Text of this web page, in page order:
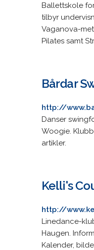
Ballettskole
tilbyr
Vaganova-
Pilates samt
Bårdar
http://
Danser
Woogie.
artikler.
Kelli's
http://
Linedance-
Haugen.
Kalender,